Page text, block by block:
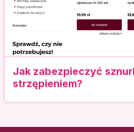
Jak zabezpieczyć
strzępieniem?